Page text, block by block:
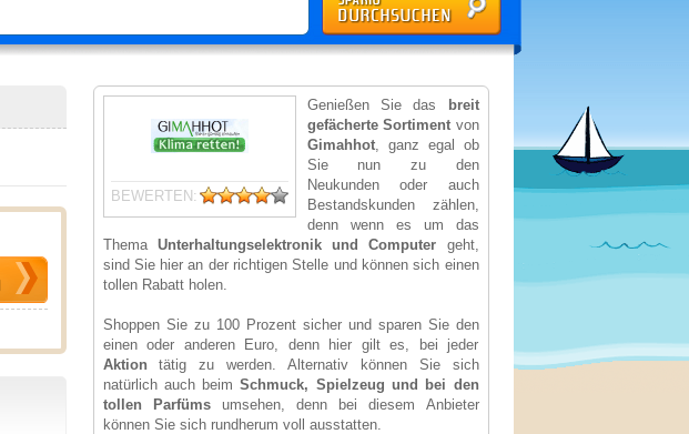
BEWERTEN:
Genießen Sie das
breit
gefächerte Sortiment von
Gimahhot, ganz egal ob
Sie nun zu den
Neukunden oder auch
Bestandskunden zählen,
denn wenn es um das
Thema Unterhaltungselektronik und Computer geht,
sind Sie hier an der richtigen Stelle und können sich einen
tollen Rabatt holen.
Shoppen Sie zu 100 Prozent sicher und sparen Sie den
einen oder anderen Euro, denn hier gilt es, bei jeder
Aktion tätig zu werden. Alternativ können Sie sich
natürlich auch beimSchmuck, Spielzeug und bei den
tollen Parfümsumsehen, denn bei diesem Anbieter
können Sie sich rundherum voll ausstatten.